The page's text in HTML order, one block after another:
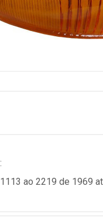
ao 2219 de 1969